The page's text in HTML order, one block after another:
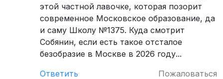
этой частной лавочке, которая позорит
современное Московское образование, да
и саму Школу №1375. Куда смотрит
Собянин, если есть такое отсталое
безобразие в Москве в 2026 году...
Ответить
Пожаловаться